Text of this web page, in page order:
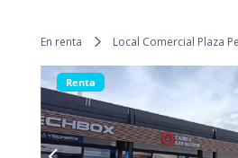
En renta Local Comercial Plaza
Renta